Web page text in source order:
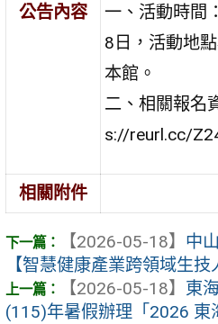
公告內容
一、活動時間
8日，活動地
本館。
二、相關報名
s://reurl.cc/
相關附件
【2026-05-18】 中
【智慧健康產業跨領域生
【2026-05-18】 東
(115)年暑假辦理「2026 東